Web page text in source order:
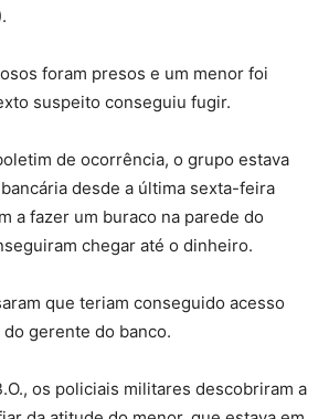
foram presos e um menor foi
suspeito conseguiu fugir.
de ocorrência, o grupo estava
desde a última sexta-feira
a fazer um buraco na parede do
chegar até o dinheiro.
que teriam conseguido acesso
gerente do banco.
os policiais militares descobriram a